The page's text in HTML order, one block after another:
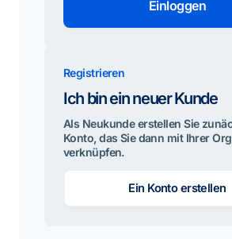
Einloggen
Registrieren
Ich bin ein neuer Kunde
Als Neukunde erstellen Sie
Konto, das Sie dann mit Ihrer
verknüpfen.
Ein Konto erstellen